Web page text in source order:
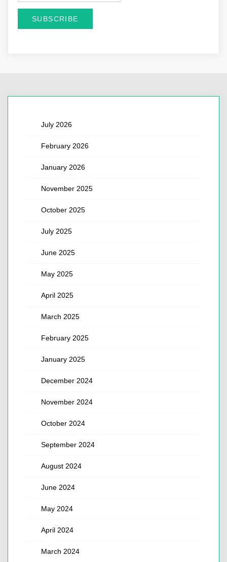
July 2026
February 2026
January 2026
November 2025
October 2025
July 2025
June 2025
May 2025
April 2025
March 2025
February 2025
January 2025
December 2024
November 2024
October 2024
September 2024
August 2024
June 2024
May 2024
April 2024
March 2024